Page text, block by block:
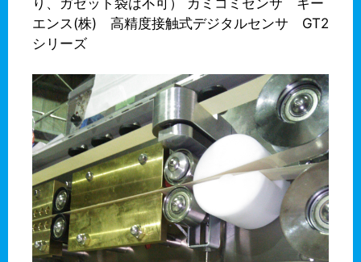
エンス(株) 高精度接触式デジタルセンサ GT2
シリーズ